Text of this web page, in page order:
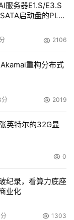
服务器E1.S/E3.S
启动盘的PLP
2106
重构分布式
2019
英特尔的32G显
0
纪录，看算力底座
业化
1303